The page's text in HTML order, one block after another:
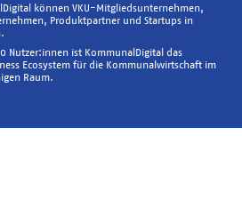
können VKU-Mitgliedsunternehmen,
Produktpartner und Startups in
Nutzer:innen ist KommunalDigital das
Ecosystem für die Kommunalwirtschaft im
Raum.